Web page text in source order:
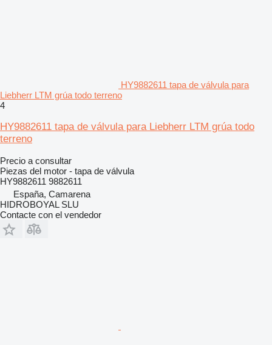
HY9882611 tapa de válvula para
Liebherr LTM grúa todo terreno
4
HY9882611 tapa de válvula para Liebherr LTM grúa todo
terreno
Precio a consultar
Piezas del motor - tapa de válvula
HY9882611 9882611
España, Camarena
HIDROBOYAL SLU
Contacte con el vendedor